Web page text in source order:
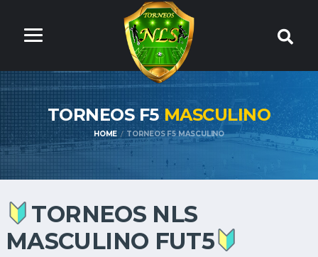
TORNEOS F5MASCULINO
HOME TORNEOS F5 MASCULINO
TORNEOS NLS
MASCULINO FUT5